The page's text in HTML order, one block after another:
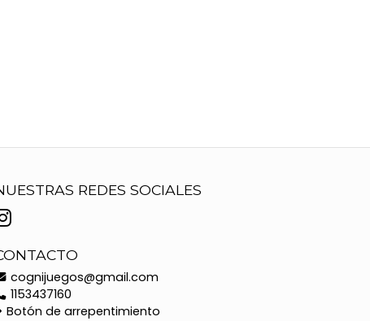
REDES SOCIALES
cognijuegos@gmail.com
1153437160
Botón de arrepentimiento